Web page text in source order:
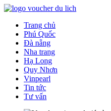
Trang chủ
Phú Quốc
Đà nẵng
Nha trang
Hạ Long
Quy Nhơn
Vinpearl
Tin tức
Tư vấn